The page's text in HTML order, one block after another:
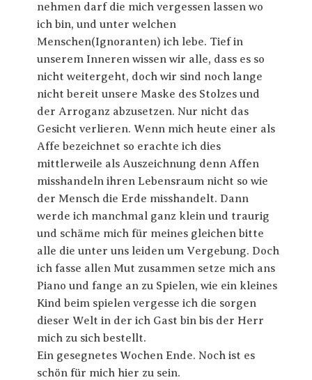
nehmen darf die mich vergessen lassen wo
ich bin, und unter welchen
Menschen(Ignoranten) ich lebe. Tief in
unserem Inneren wissen wir alle, dass es so
nicht weitergeht, doch wir sind noch lange
nicht bereit unsere Maske des Stolzes und
der Arroganz abzusetzen. Nur nicht das
Gesicht verlieren. Wenn mich heute einer als
Affe bezeichnet so erachte ich dies
mittlerweile als Auszeichnung denn Affen
misshandeln ihren Lebensraum nicht so wie
der Mensch die Erde misshandelt. Dann
werde ich manchmal ganz klein und traurig
und schäme mich für meines gleichen bitte
alle die unter uns leiden um Vergebung. Doch
ich fasse allen Mut zusammen setze mich ans
Piano und fange an zu Spielen, wie ein kleines
Kind beim spielen vergesse ich die sorgen
dieser Welt in der ich Gast bin bis der Herr
mich zu sich bestellt.
Ein gesegnetes Wochen Ende. Noch ist es
schön für mich hier zu sein.